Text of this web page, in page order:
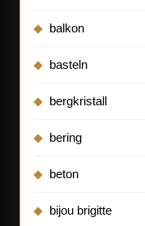
balkon
basteln
bergkristall
bering
beton
bijou brigitte